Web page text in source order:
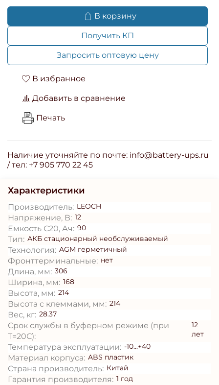
В корзину
Получить КП
Запросить оптовую цену
В избранное
Добавить в сравнение
Печать
Наличие уточняйте по почте: info@battery-ups.ru
/ тел: +7 905 770 22 45
Характеристики
Производитель: LEOCH
Напряжение, В: 12
Емкость С20, Ач: 90
Тип: АКБ стационарный необслуживаемый
Технология: AGM герметичный
Фронттерминальные: нет
Длина, мм: 306
Ширина, мм: 168
Высота, мм: 214
Высота с клеммами, мм: 214
Вес, кг: 28.37
Срок службы в буферном режиме (при
T=20С):
12
лет
Температура эксплуатации: -10...+40
Материал корпуса: ABS пластик
Страна производитель: Китай
Гарантия производителя: 1 год